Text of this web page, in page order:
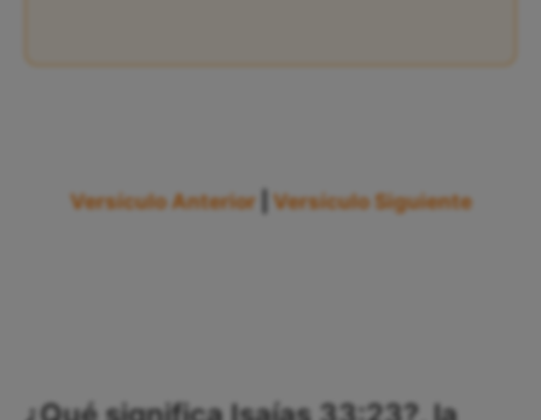
Versículo Anterior Versículo Siguiente